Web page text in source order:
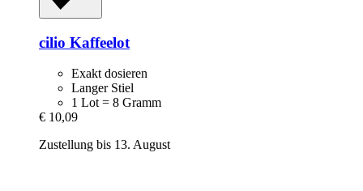
cilio Kaffeelot
Exakt dosieren
Langer Stiel
1 Lot = 8 Gramm
€ 10,09
Zustellung bis 13. August